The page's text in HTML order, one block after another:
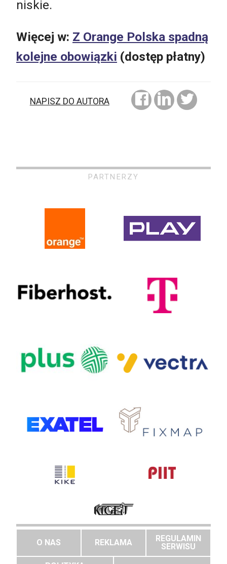
niskie.
Więcej w: Z Orange Polska spadną
kolejne obowiązki (dostęp płatny)
NAPISZ DO AUTORA
PARTNERZY
O NAS REKLAMA
REGULAMIN
SERWISU